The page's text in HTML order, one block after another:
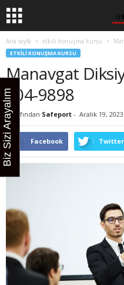
Ana sayfa etkili konuşma kursu
ETKILI KONUŞMA KURSU
Manavgat
304-9898
Tarafından Safeport - Aralık 19, 2023
Facebook Twitter
Biz Sizi Arayalım